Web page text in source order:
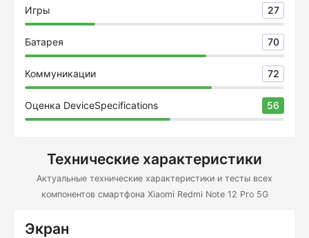
Игры 27
Батарея 70
Коммуникации 72
Оценка DeviceSpecifications 56
Технические характеристики
Актуальные технические характеристики и тесты всех
компонентов смартфона Xiaomi Redmi Note 12 Pro 5G
Экран